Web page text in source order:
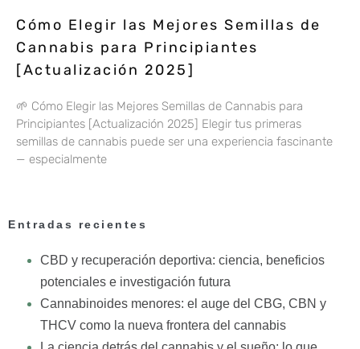
Cómo Elegir las Mejores Semillas de
Cannabis para Principiantes
[Actualización 2025]
🌱 Cómo Elegir las Mejores Semillas de Cannabis para
Principiantes [Actualización 2025] Elegir tus primeras
semillas de cannabis puede ser una experiencia fascinante
— especialmente
Entradas recientes
CBD y recuperación deportiva: ciencia, beneficios
potenciales e investigación futura
Cannabinoides menores: el auge del CBG, CBN y
THCV como la nueva frontera del cannabis